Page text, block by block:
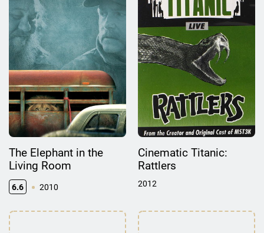
The Elephant in the
Living Room
6.6 2010
Cinematic Titanic:
Rattlers
2012